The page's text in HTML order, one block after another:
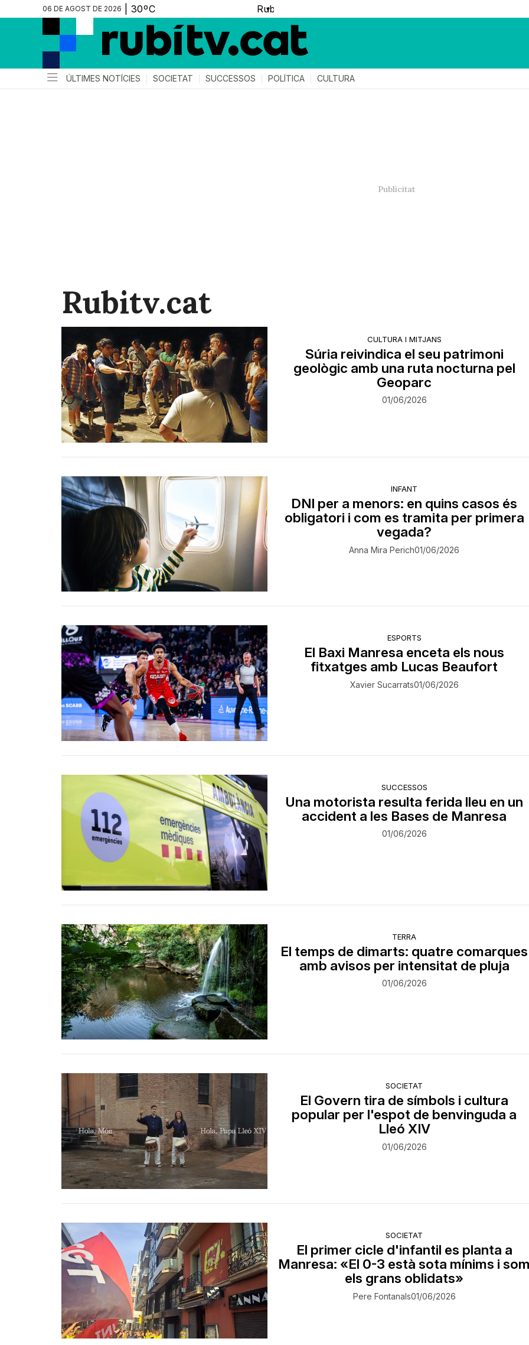
06 DE AGOST DE 2026 ▼
ÚLTIMES NOTÍCIES SOCIETAT SUCCESSOS POLÍTICA CULTURA
Rubitv.cat
CULTURA I MITJANS
Súria reivindica el seu patrimoni
geològic amb una ruta nocturna pel
Geoparc
01/06/2026
INFANT
DNI per a menors: en quins casos és
obligatori i com es tramita per primera
vegada?
Anna Mira Perich01/06/2026
ESPORTS
El Baxi Manresa enceta els nous
fitxatges amb Lucas Beaufort
Xavier Sucarrats01/06/2026
SUCCESSOS
Una motorista resulta ferida lleu en un
accident a les Bases de Manresa
01/06/2026
TERRA
El temps de dimarts: quatre comarques
amb avisos per intensitat de pluja
01/06/2026
SOCIETAT
El Govern tira de símbols i cultura
popular per l'espot de benvinguda a
Lleó XIV
01/06/2026
SOCIETAT
El primer cicle d'infantil es planta a
Manresa: «El 0-3 està sota mínims i
els grans oblidats»
Pere Fontanals01/06/2026